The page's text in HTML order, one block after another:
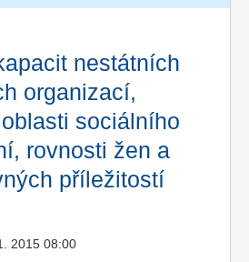
nestátních
organizací,
sociálního
rovnosti žen a
příležitostí
2015 08:00